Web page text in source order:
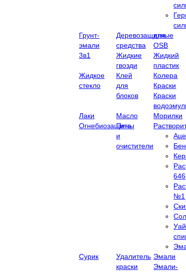
Грунт-
эмали
3в1
Деревозащитные
средства
для
OSB
Жидкие
гвозди
Жидкий
пластик
Жидкое
стекло
Клей
для
блоков
Колера
Краски
Краски
Лаки
Масло
Морилки
Огнебиозащита
Пены
и
очистители
646
№1
Сурик
Удалитель
краски
Эмали
Эмали-